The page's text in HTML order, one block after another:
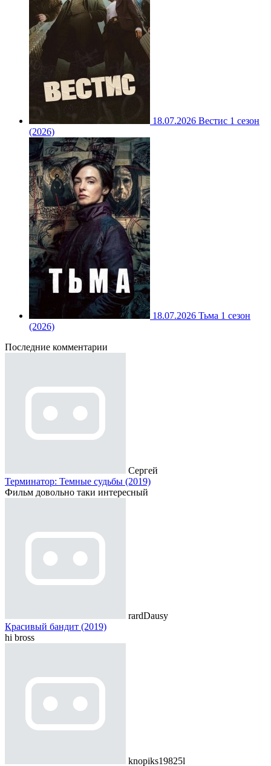
18.07.2026 Вестис 1 сезон
(2026)
18.07.2026 Тьма 1 сезон
(2026)
Последние комментарии
Сергей
Терминатор: Темные судьбы (2019)
Фильм довольно таки интересный
rardDausy
Красивый бандит (2019)
hi bross
knopiks19825l